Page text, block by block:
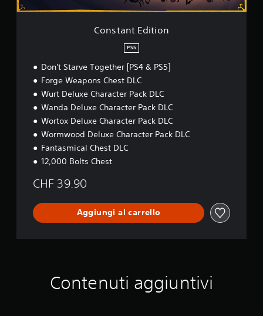
t
i
Constant Edition
PS5
Don't Starve Together [PS4 & PS5]
Forge Weapons Chest DLC
Wurt Deluxe Character Pack DLC
Wanda Deluxe Character Pack DLC
Wortox Deluxe Character Pack DLC
Wormwood Deluxe Character Pack DLC
Fantasmical Chest DLC
12,000 Bolts Chest
CHF 39.90
Aggiungi al carrello
Contenuti aggiuntivi